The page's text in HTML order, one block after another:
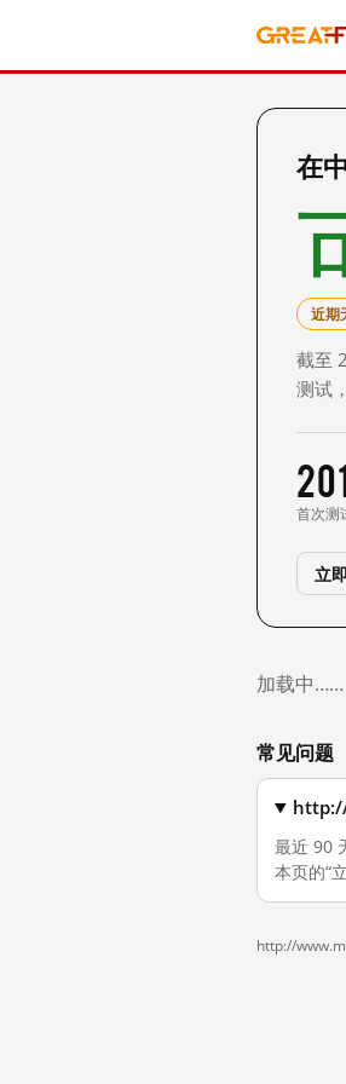
在
近期
截至
测试
首次测
立
加载中……
常见问题
最近 90
本页的“
http://